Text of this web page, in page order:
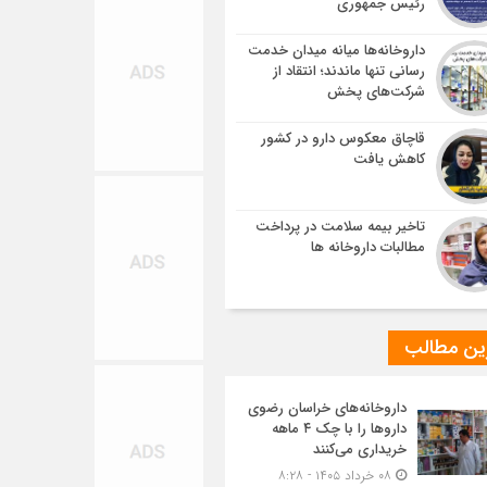
داروخانه‌ها میانه میدان خدمت
رسانی تنها ماندند؛ انتقاد از
شرکت‌های پخش
قاچاق معکوس دارو در کشور
کاهش یافت
تاخیر بیمه سلامت در پرداخت
مطالبات داروخانه ها
مطالب
داروخانه‌های خراسان رضوی
داروها را با چک ۴ ماهه
خریداری می‌کنند